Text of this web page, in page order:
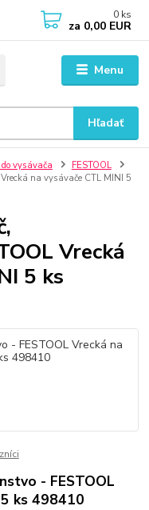
Menu
Hľadať
0 ks
za 0,00 EUR
vysávača
FESTOOL
na vysávače CTL MINI 5
Vrecká
5 ks
- FESTOOL
ks 498410